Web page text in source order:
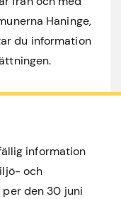
Haninge,
du information
information
och
den 30 juni